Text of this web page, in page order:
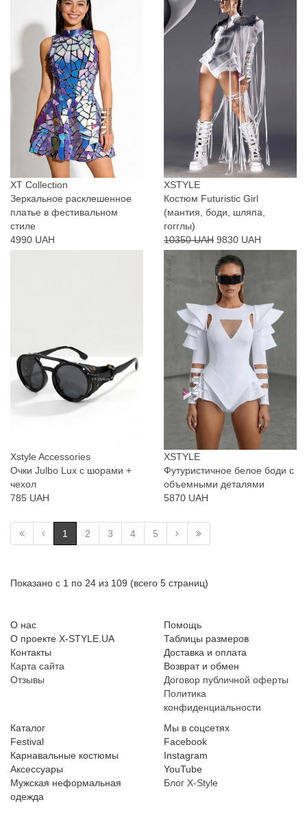
XT Collection
Зеркальное расклешенное
платье в фестивальном
стиле
4990 UAH
XSTYLE
Костюм Futuristic Girl
(мантия, боди, шляпа,
гогглы)
10350 UAH 9830 UAH
Xstyle Accessories
Очки Julbo Lux с шорами +
чехол
785 UAH
XSTYLE
Футуристичное белое боди с
объемными деталями
5870 UAH
1 2 3 4 5
Показано с 1 по 24 из 109 (всего 5 страниц)
О нас
О проекте X-STYLE.UA
Контакты
Карта сайта
Отзывы
Помощь
Таблицы размеров
Доставка и оплата
Возврат и обмен
Договор публичной оферты
Политика
конфиденциальности
Каталог
Festival
Карнавальные костюмы
Аксессуары
Мужская неформальная
одежда
Мы в соцсетях
Facebook
Instagram
YouTube
Блог X-Style